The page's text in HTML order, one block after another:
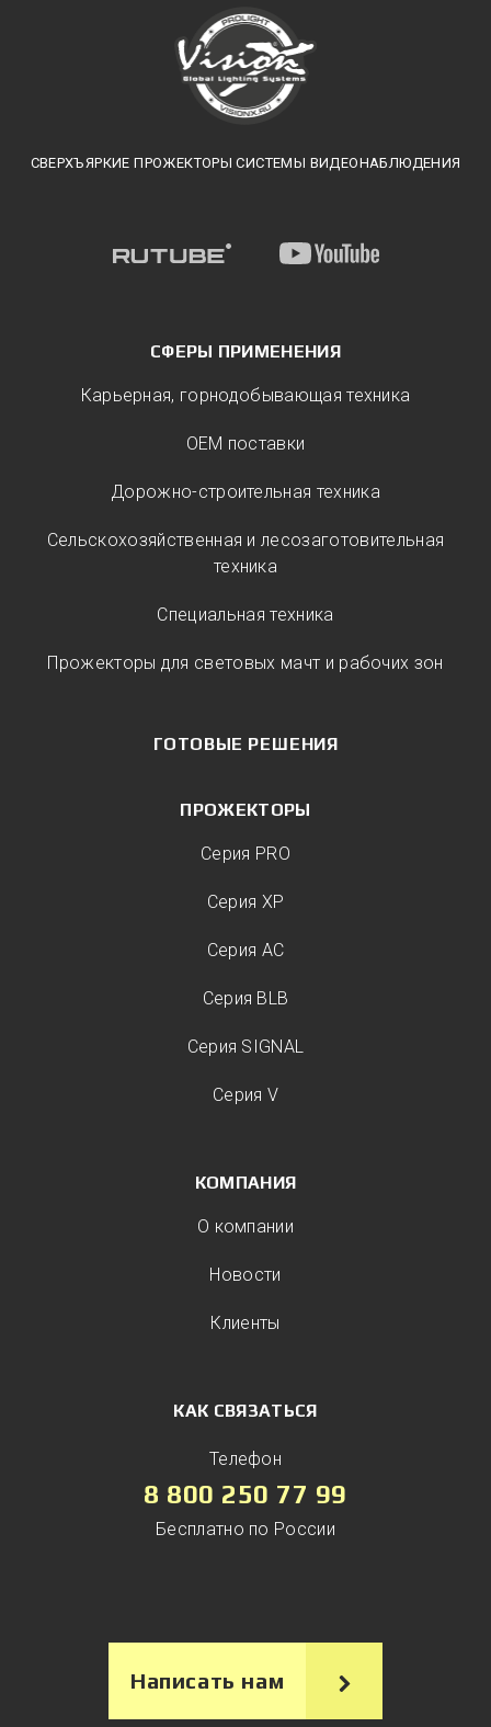
СВЕРХЪЯРКИЕ ПРОЖЕКТОРЫ СИСТЕМЫ ВИДЕОНАБЛЮДЕНИЯ
СФЕРЫ ПРИМЕНЕНИЯ
Карьерная, горнодобывающая техника
ОЕМ поставки
Дорожно-строительная техника
Сельскохозяйственная и лесозаготовительная
техника
Специальная техника
Прожекторы для световых мачт и рабочих зон
ГОТОВЫЕ РЕШЕНИЯ
ПРОЖЕКТОРЫ
Серия PRO
Серия XP
Серия AC
Серия BLB
Серия SIGNAL
Серия V
КОМПАНИЯ
О компании
Новости
Клиенты
КАК СВЯЗАТЬСЯ
Телефон
8 800 250 77 99
Бесплатно по России
Написать нам